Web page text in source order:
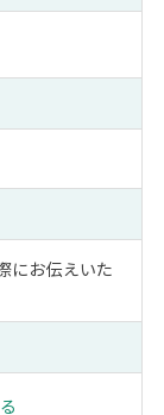
にお伝えいた